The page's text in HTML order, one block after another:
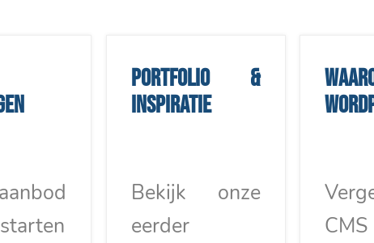
Portfolio &
inspiratie
Bekijk onze
eerder
CMS